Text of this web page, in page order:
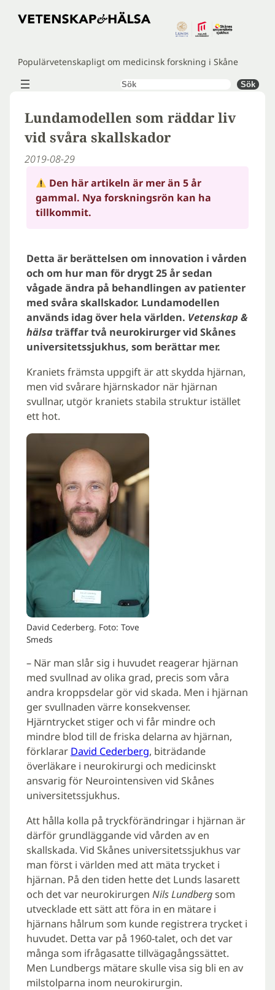
Hoppa
Populärvetenskapligt om medicinsk forskning i Skåne
Sök Sök
Lundamodellen som räddar liv
vid svåra skallskador
2019-08-29
Den här artikeln är mer än 5 år
gammal. Nya forskningsrön kan ha
tillkommit.
Detta är berättelsen om innovation i vården
och om hur man för drygt 25 år sedan
vågade ändra på behandlingen av patienter
med svåra skallskador. Lundamodellen
används idag över hela världen. Vetenskap &
hälsaträffar två neurokirurger vid Skånes
universitetssjukhus, som berättar mer.
Kraniets främsta uppgift är att skydda hjärnan,
men vid svårare hjärnskador när hjärnan
svullnar, utgör kraniets stabila struktur istället
ett hot.
David Cederberg. Foto: Tove
Smeds
– När man slår sig i huvudet reagerar hjärnan
med svullnad av olika grad, precis som våra
andra kroppsdelar gör vid skada. Men i hjärnan
ger svullnaden värre konsekvenser.
Hjärntrycket stiger och vi får mindre och
mindre blod till de friska delarna av hjärnan,
förklarar David Cederberg, biträdande
överläkare i neurokirurgi och medicinskt
ansvarig för Neurointensiven vid Skånes
universitetssjukhus.
Att hålla kolla på tryckförändringar i hjärnan är
därför grundläggande vid vården av en
skallskada. Vid Skånes universitetssjukhus var
man först i världen med att mäta trycket i
hjärnan. På den tiden hette det Lunds lasarett
och det var neurokirurgen Nils Lundbergsom
utvecklade ett sätt att föra in en mätare i
hjärnans hålrum som kunde registrera trycket i
huvudet. Detta var på 1960-talet, och det var
många som ifrågasatte tillvägagångssättet.
Men Lundbergs mätare skulle visa sig bli en av
milstolparna inom neurokirurgin.